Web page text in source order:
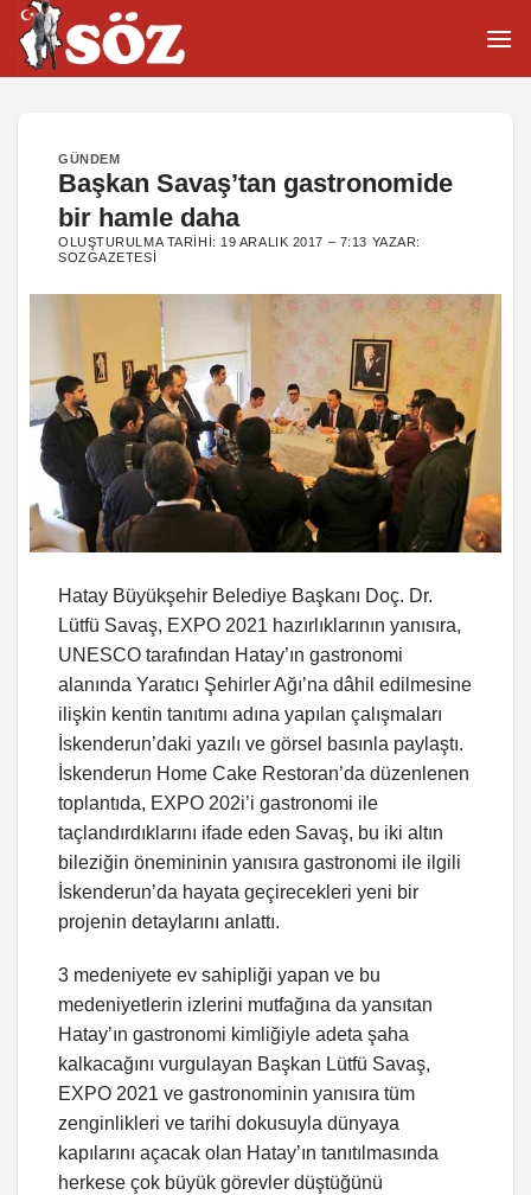
İçeriğe
atla
GÜNDEM
Başkan Savaş’tan gastronomide
bir hamle daha
OLUŞTURULMA TARIHI: 19 ARALIK 2017 – 7:13 YAZAR:
SOZGAZETESI
Hatay Büyükşehir Belediye Başkanı Doç. Dr.
Lütfü Savaş, EXPO 2021 hazırlıklarının yanısıra,
UNESCO tarafından Hatay’ın gastronomi
alanında Yaratıcı Şehirler Ağı’na dâhil edilmesine
ilişkin kentin tanıtımı adına yapılan çalışmaları
İskenderun’daki yazılı ve görsel basınla paylaştı.
İskenderun Home Cake Restoran’da düzenlenen
toplantıda, EXPO 202i’i gastronomi ile
taçlandırdıklarını ifade eden Savaş, bu iki altın
bileziğin önemininin yanısıra gastronomi ile ilgili
İskenderun’da hayata geçirecekleri yeni bir
projenin detaylarını anlattı.
3 medeniyete ev sahipliği yapan ve bu
medeniyetlerin izlerini mutfağına da yansıtan
Hatay’ın gastronomi kimliğiyle adeta şaha
kalkacağını vurgulayan Başkan Lütfü Savaş,
EXPO 2021 ve gastronominin yanısıra tüm
zenginlikleri ve tarihi dokusuyla dünyaya
kapılarını açacak olan Hatay’ın tanıtılmasında
herkese çok büyük görevler düştüğünü